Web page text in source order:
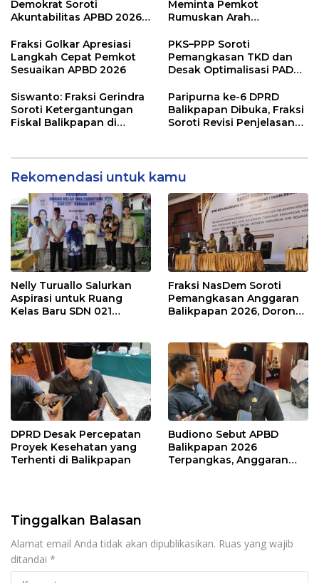
Demokrat Soroti
Akuntabilitas APBD 2026
Pengawasan Belanja
Modal
Meminta Pemkot
Rumuskan Arah
Terukur sebagai
Penyangga IKN
Fraksi Golkar Apresiasi
Langkah Cepat Pemkot
Sesuaikan APBD 2026
PKS–PPP Soroti
Pemangkasan TKD dan
Desak Optimalisasi PAD
Balikpapan 2026
Siswanto: Fraksi Gerindra
Soroti Ketergantungan
Fiskal Balikpapan di
Paripurna ke-6 DPRD
Balikpapan Dibuka, Fraksi
Soroti Revisi Penjelasan
Rekomendasi untuk kamu
Nelly Turuallo Salurkan
Aspirasi untuk Ruang
Kelas Baru SDN 021
Fraksi NasDem Soroti
Pemangkasan Anggaran
Balikpapan 2026, Dorong
DPRD Desak Percepatan
Proyek Kesehatan yang
Terhenti di Balikpapan
Budiono Sebut APBD
Balikpapan 2026
Terpangkas, Anggaran
Tinggalkan Balasan
Alamat email Anda tidak akan dipublikasikan. Ruas yang wajib
ditandai *